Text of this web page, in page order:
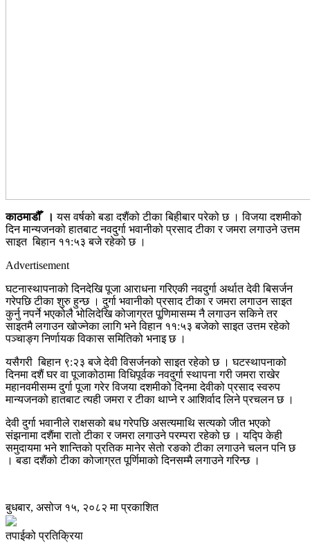
काठमाडौँ । यस वर्षको बडा दशैंको टीका बिहीबार परेको छ । विजया दशमीको
दिन मान्यजनको हातबाट नवदुर्गा भवानीको प्रसाद टीका र जमरा लगाउने उत्तम
साइत बिहान ११:५३ बजे रहेको छ ।
Advertisement
घटनास्थापनाको दिनदेखि पूजा आराधना गरिएकी नवदुर्गा अर्थात देवी बिसर्जन
गरेपछि टीका शुरु हुन्छ । दुर्गा भवानीको प्रसाद टीका र जमरा लगाउन साइत
कुर्नु नपर्ने भएकोलै भोलिदेखि कोजाग्रत पू्णिमासम्म नै लगाउन सकिने तर
साइतमै लगाउन खोज्नेका लागि भने विहान ११:५३ बजेको साइत उत्तम रहेको
पञ्चाङ्ग निर्णायक विकास समितिको भनाइ छ ।
यसैगरी बिहान ९:२३ बजे देवी विसर्जनको साइत रहेको छ । घटस्थापनाको
दिनमा दशैं घर वा पूजाकोठामा विधिपूर्वक नवदुर्गा स्थापना गरी जमरा राखेर
महानवमीसम्म दुर्गा पूजा गरेर विजया दशमीको दिनमा देवीको प्रसाद स्वरुप
मान्यजनको हातबाट त्यही जमरा र टीका थाप्ने र आशिर्वाद लिने प्रचलन छ ।
देवी दुर्गा भवानीले राक्षसको बध गरेपछि असत्यमाथि सत्यको जीत भएको
संझनामा दशैंमा रातो टीका र जमरा लगाउने परम्परा रहेको छ । यद्पि केही
समुदायमा भने शान्तिको प्रतिक मानेर सेतो रङको टीका लगाउने चलन पनि छ
। बडा दशैंको टीका कोजाग्रत पूर्णिमाको दिनसम्मै लगाउने गरिन्छ ।
बुधबार, असोज १५, २०८२ मा प्रकाशित
तपाईको प्रतिक्रिया